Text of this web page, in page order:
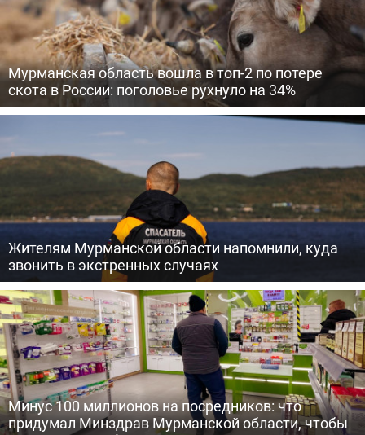
Мурманская область вошла в топ-2 по потере
скота в России: поголовье рухнуло на 34%
Жителям Мурманской области напомнили, куда
звонить в экстренных случаях
Минус 100 миллионов на посредников: что
придумал Минздрав Мурманской области, чтобы